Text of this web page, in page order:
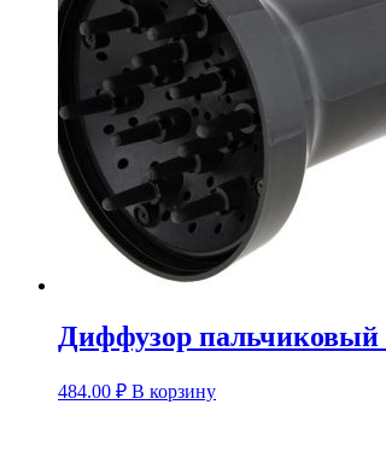
Диффузор
484.00 ₽ В корзину